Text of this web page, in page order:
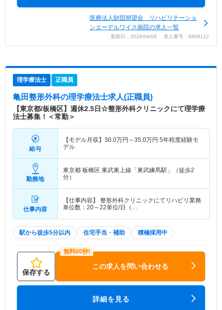
医療法人財団朔望会 リハビリテーショ
ンエーデルワイス病院の求人一覧
更新日：2026/04/06 求人番号：9858112
理学療法士 正職員
亀田整形外科の理学療法士求人(正職員)
【東京都/板橋区】週休2.5日☆整形外科クリニックにて理学療
法士募集！＜常勤＞
給与
【モデル月収】 30.0万円～35.0万円 5年程度経験モ
デル
勤務地
東京都 板橋区 東武東上線「東武練馬駅」（徒歩2
分）
仕事内容
【仕事内容】 整形外科クリニックにてリハビリ業務
単位数：20～22単位/日（…
駅から徒歩5分以内 住宅手当・補助 積極採用中
保存する
この求人を問い合わせる
詳細を見る